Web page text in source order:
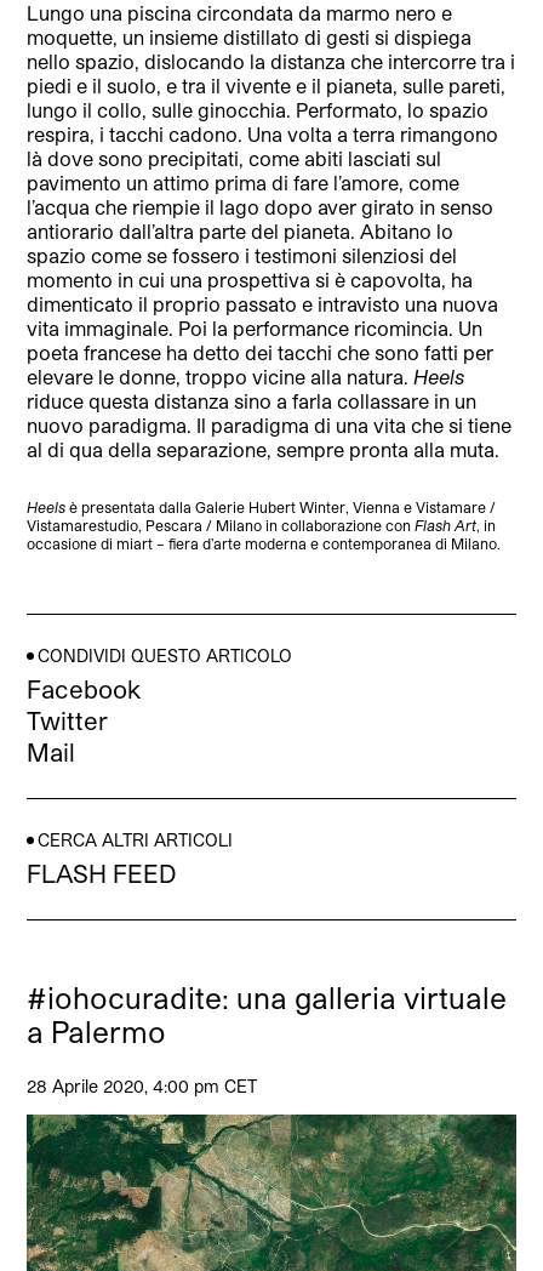
Lungo una piscina circondata da marmo nero e
moquette, un insieme distillato di gesti si dispiega
nello spazio, dislocando la distanza che intercorre tra i
piedi e il suolo, e tra il vivente e il pianeta, sulle pareti,
lungo il collo, sulle ginocchia. Performato, lo spazio
respira, i tacchi cadono. Una volta a terra rimangono
là dove sono precipitati, come abiti lasciati sul
pavimento un attimo prima di fare l’amore, come
l’acqua che riempie il lago dopo aver girato in senso
antiorario dall’altra parte del pianeta. Abitano lo
spazio come se fossero i testimoni silenziosi del
momento in cui una prospettiva si è capovolta, ha
dimenticato il proprio passato e intravisto una nuova
vita immaginale. Poi la performance ricomincia. Un
poeta francese ha detto dei tacchi che sono fatti per
elevare le donne, troppo vicine alla natura.Heels
riduce questa distanza sino a farla collassare in un
nuovo paradigma. Il paradigma di una vita che si tiene
al di qua della separazione, sempre pronta alla muta.
Heelsè presentata dalla Galerie Hubert Winter, Vienna e Vistamare /
Vistamarestudio, Pescara / Milano in collaborazione conFlash Art, in
occasione di miart – fiera d’arte moderna e contemporanea di Milano.
CONDIVIDI QUESTO ARTICOLO
Facebook
Twitter
Mail
CERCA ALTRI ARTICOLI
FLASH FEED
#iohocuradite: una galleria virtuale
a Palermo
28 Aprile 2020, 4:00 pm CET